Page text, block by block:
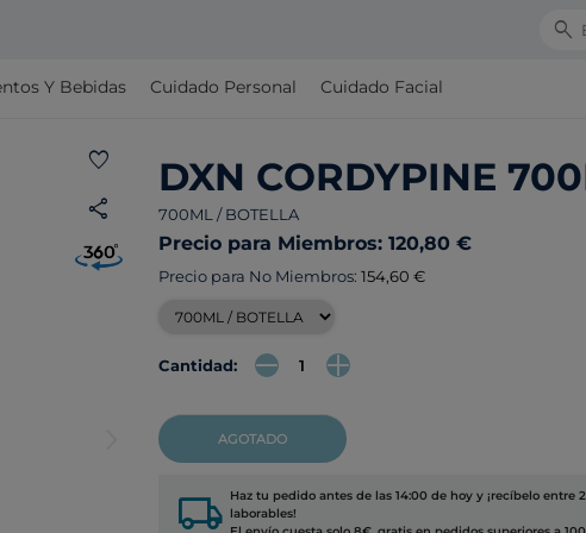
Search
Y Bebidas Cuidado Personal Cuidado Facial
favorite
share
DXN CORDYPINE
700ML / BOTELLA
Precio para Miembros: 120,80 €
Precio para No Miembros: 154,60 €
Cantidad:
AGOTADO
local_shipping Haz tu pedido antes de las 14:00 de hoy y ¡recíbelo entre
laborables!